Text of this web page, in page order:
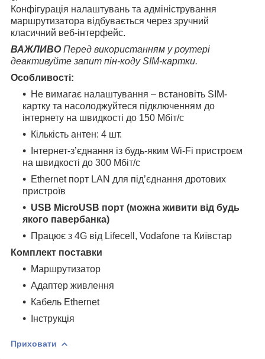
Конфігурація налаштувань та адміністрування
маршрутизатора відбувається через зручний
класичний веб-інтерфейс.
ВАЖЛИВОПеред використанням у роутері
деактивуйте запит пін-коду SIM-картки.
Особливості:
Не вимагає налаштування – встановіть SIM-
картку та насолоджуйтеся підключенням до
інтернету на швидкості до 150 Мбіт/с
Кількість антен: 4 шт.
Інтернет-з’єднання із будь-яким Wi-Fi пристроєм
на швидкості до 300 Мбіт/с
Ethernet порт LAN для під’єднання дротових
пристроїв
USB MicroUSB порт (можна живити від будь
якого павербанка)
Працює з 4G від Lifecell, Vodafone та Київстар
Комплект поставки
Маршрутизатор
Адаптер живлення
Кабель Ethernet
Інструкція
Приховати